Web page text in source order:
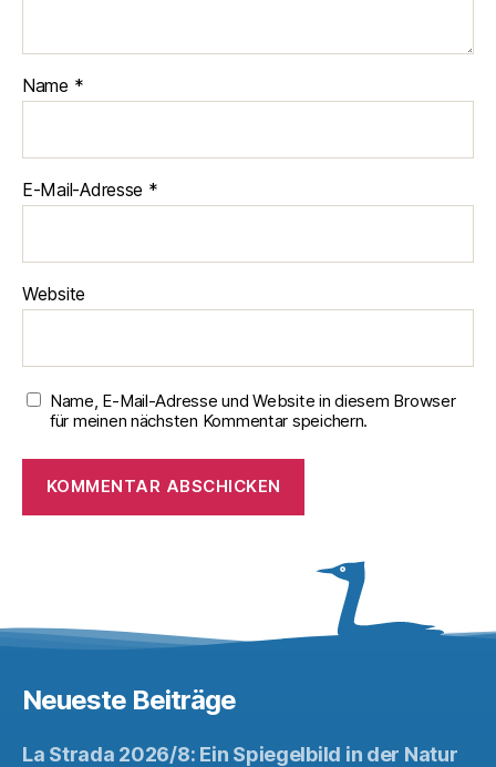
Name *
E-Mail-Adresse *
Website
Name, E-Mail-Adresse und Website in diesem Browser
für meinen nächsten Kommentar speichern.
Neueste Beiträge
La Strada 2026/8: Ein Spiegelbild in der Natur